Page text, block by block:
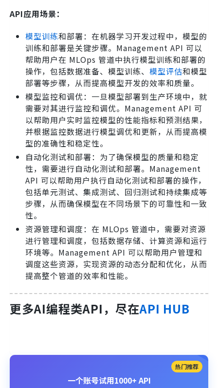
API应用场景：
模型训练和部署：在机器学习开发过程中，模型的
训练和部署是关键步骤。Management API 可以
帮助用户在 MLOps 管道中执行模型训练和部署的
操作，包括数据准备、模型训练、 模型评估和模型
部署等步骤，从而提高模型开发的效率和质量。
模型监控和调优：一旦模型部署到生产环境中，就
需要对其进行监控和调优。Management API 可
以帮助用户实时监控模型的性能指标和预测结果，
并根据监控数据进行模型调优和更新，从而提高模
型的准确性和稳定性。
自动化测试和部署：为了确保模型的质量和稳定
性，需要进行自动化测试和部署。Management
API 可以帮助用户执行自动化测试和部署的操作，
包括单元测试、集成测试、回归测试和持续集成等
步骤，从而确保模型在不同场景下的可靠性和一致
性。
资源管理和调度：在 MLOps 管道中，需要对资源
进行管理和调度，包括数据存储、计算资源和运行
环境等。Management API 可以帮助用户管理和
调度这些资源，实现资源的动态分配和优化，从而
提高整个管道的效率和性能。
更多AI编程类API，尽在API HUB
热门推荐
一个账号试用1000+ API